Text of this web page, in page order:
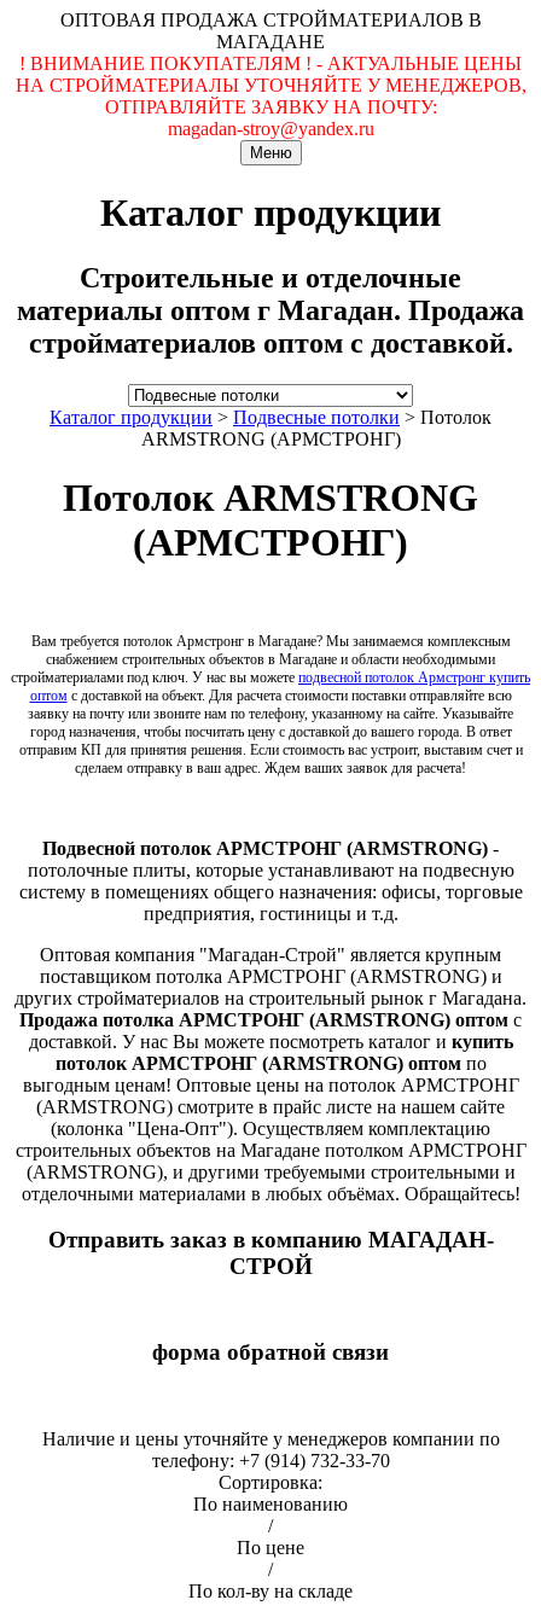
ОПТОВАЯ ПРОДАЖА СТРОЙМАТЕРИАЛОВ В
МАГАДАНЕ
! ВНИМАНИЕ ПОКУПАТЕЛЯМ ! - АКТУАЛЬНЫЕ ЦЕНЫ
НА СТРОЙМАТЕРИАЛЫ УТОЧНЯЙТЕ У МЕНЕДЖЕРОВ,
ОТПРАВЛЯЙТЕ ЗАЯВКУ НА ПОЧТУ:
magadan-stroy@yandex.ru
Меню
Каталог продукции
Строительные и отделочные
материалы оптом г Магадан. Продажа
стройматериалов оптом с доставкой.
Каталог продукции > Подвесные потолки > Потолок
ARMSTRONG (АРМСТРОНГ)
Потолок ARMSTRONG
(АРМСТРОНГ)
Вам требуется потолок Армстронг в Магадане? Мы занимаемся комплексным
снабжением строительных объектов в Магадане и области необходимыми
стройматериалами под ключ. У нас вы можете подвесной потолок Армстронг купить
оптомс доставкой на объект. Для расчета стоимости поставки отправляйте всю
заявку на почту или звоните нам по телефону, указанному на сайте. Указывайте
город назначения, чтобы посчитать цену с доставкой до вашего города. В ответ
отправим КП для принятия решения. Если стоимость вас устроит, выставим счет и
сделаем отправку в ваш адрес. Ждем ваших заявок для расчета!
Подвесной потолок АРМСТРОНГ (ARMSTRONG) -
потолочные плиты, которые устанавливают на подвесную
систему в помещениях общего назначения: офисы, торговые
предприятия, гостиницы и т.д.
Оптовая компания "Магадан-Строй" является крупным
поставщиком потолка АРМСТРОНГ (ARMSTRONG) и
других стройматериалов на строительный рынок г Магадана.
Продажа потолка АРМСТРОНГ (ARMSTRONG) оптом с
доставкой. У нас Вы можете посмотреть каталог и купить
потолок АРМСТРОНГ (ARMSTRONG) оптомпо
выгодным ценам! Оптовые цены на потолок АРМСТРОНГ
(ARMSTRONG) смотрите в прайс листе на нашем сайте
(колонка "Цена-Опт"). Осуществляем комплектацию
строительных объектов на Магадане потолком АРМСТРОНГ
(ARMSTRONG), и другими требуемыми строительными и
отделочными материалами в любых объёмах. Обращайтесь!
Отправить заказ в компанию МАГАДАН-
СТРОЙ
форма обратной связи
Наличие и цены уточняйте у менеджеров компании по
телефону: +7 (914) 732-33-70
Сортировка:
По наименованию
/
По цене
/
По кол-ву на складе